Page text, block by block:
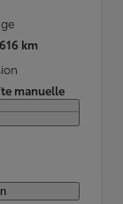
km
manuelle